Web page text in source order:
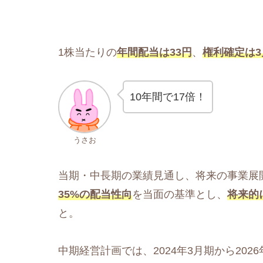
1株当たりの年間配当は33円、 権利確定は
うさお
10年間で17倍！
当期・中長期の業績見通し、将来の事業
35%の配当性向を当面の基準とし、 将来的
と。
中期経営計画では、2024年3月期から